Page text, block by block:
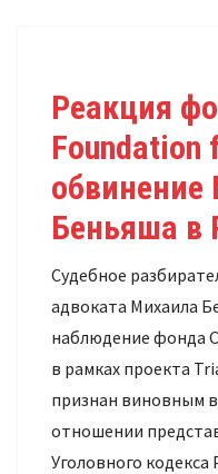
Реакция
Foundation
Беньяша в
Судебное
адвоката Михаила
наблюдение фонда
в рамках проекта
признан виновным
отношении
Уголовного